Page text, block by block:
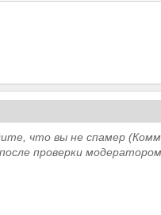
что вы не спамер
проверки